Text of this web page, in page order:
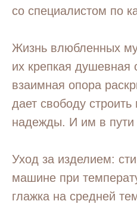
со специалистом по
Жизнь влюбленных
их крепкая душевная
взаимная опора
дает свободу
надежды. И им в пути
Уход за изделием:
машине при
глажка на средней